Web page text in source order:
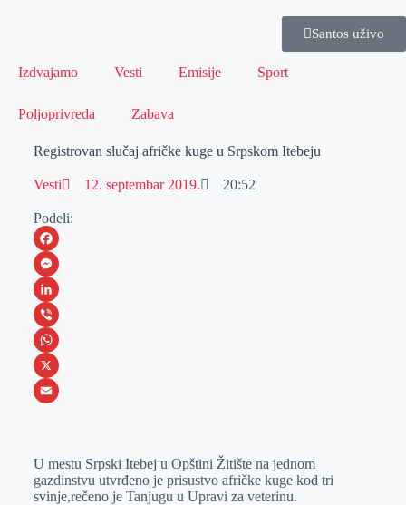
Santos uživo
Izdvajamo Vesti Emisije Sport
Poljoprivreda Zabava
Registrovan slučaj afričke kuge u Srpskom Itebeju
Vesti 12. septembar 2019. 20:52
Podeli:
F
a
c
e
b
o
M
e
s
s
e
e
r
L
i
n
k
I
n
V
i
b
W
h
s
A
X
a
i
U mestu Srpski Itebej u Opštini Žitište na jednom
gazdinstvu utvrđeno je prisustvo afričke kuge kod tri
svinje,rečeno je Tanjugu u Upravi za veterinu.